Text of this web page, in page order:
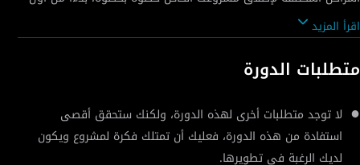
تطوير فكرتك الصغيرة حتى تصبح مفهومًا تجاريًا ملموسًا، ومرورًا
بكيفية كتابة خُطة عمل قوية، ثم انتهاءً بإعداد خطة مالية وتسويقية
فعّالة يمكنها بالفعل أن تجذب المستثمرين لمشروعك.
اقرأ المزيد
متطلبات الدورة
لا توجد متطلبات أخرى لهذه الدورة، ولكنك ستحقق أقصى
استفادة من هذه الدورة، فعليك أن تمتلك فكرة لمشروع ويكون
لديك الرغبة في تطويرها.